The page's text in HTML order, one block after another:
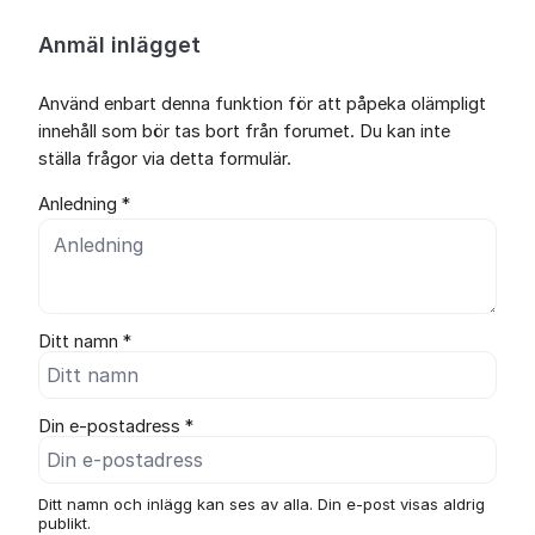
Anmäl inlägget
Använd enbart denna funktion för att påpeka olämpligt
innehåll som bör tas bort från forumet. Du kan inte
ställa frågor via detta formulär.
Anledning *
Ditt namn *
Din e-postadress *
Ditt namn och inlägg kan ses av alla. Din e-post visas aldrig
publikt.